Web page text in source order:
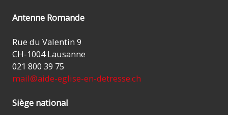
Antenne Romande
Rue du Valentin 9
CH-1004 Lausanne
021 800 39 75
mail@aide-eglise-en-detresse.ch
Siège national